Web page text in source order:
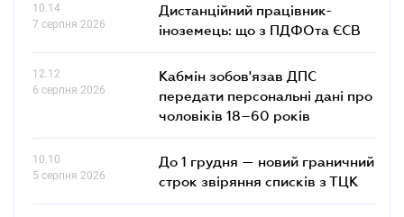
10.14
7 серпня 2026
Дистанційний працівник-
іноземець: що з ПДФОта ЄСВ
12.12
6 серпня 2026
Кабмін зобов'язав ДПС
передати персональні дані про
чоловіків 18–60 років
10.10
5 серпня 2026
До 1 грудня — новий граничний
строк звіряння списків з ТЦК